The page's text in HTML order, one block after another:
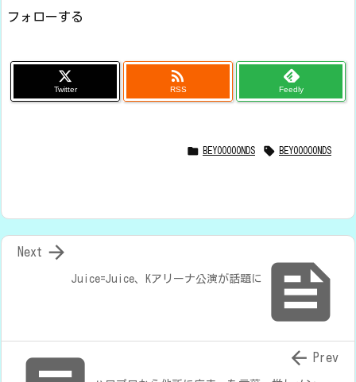
フォローする
Twitter

RSS Feedly
 BEYOOOOONDS  BEYOOOOONDS

Juice=Juice、Kアリーナ公演が話題に

Next
 Prev